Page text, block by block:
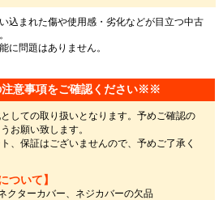
込まれた傷や使用感・劣化などが目立つ中古
に問題はありません。
意事項をご確認ください※※
しての取り扱いとなります。予めご確認の
お願い致します。
、保証はございませんので、予めご了承く
ついて】
クターカバー、ネジカバーの欠品